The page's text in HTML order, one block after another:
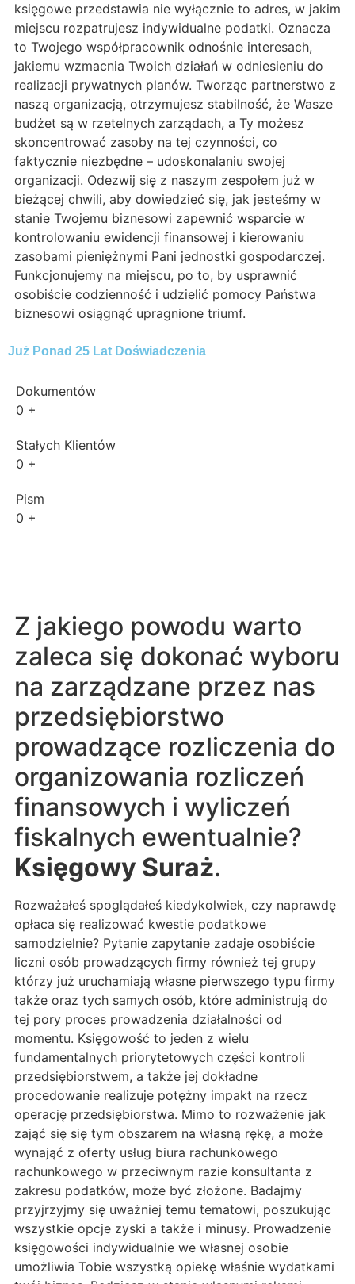
księgowe przedstawia nie wyłącznie to adres, w jakim
miejscu rozpatrujesz indywidualne podatki. Oznacza
to Twojego współpracownik odnośnie interesach,
jakiemu wzmacnia Twoich działań w odniesieniu do
realizacji prywatnych planów. Tworząc partnerstwo z
naszą organizacją, otrzymujesz stabilność, że Wasze
budżet są w rzetelnych zarządach, a Ty możesz
skoncentrować zasoby na tej czynności, co
faktycznie niezbędne – udoskonalaniu swojej
organizacji. Odezwij się z naszym zespołem już w
bieżącej chwili, aby dowiedzieć się, jak jesteśmy w
stanie Twojemu biznesowi zapewnić wsparcie w
kontrolowaniu ewidencji finansowej i kierowaniu
zasobami pieniężnymi Pani jednostki gospodarczej.
Funkcjonujemy na miejscu, po to, by usprawnić
osobiście codzienność i udzielić pomocy Państwa
biznesowi osiągnąć upragnione triumf.
Już Ponad 25 Lat Doświadczenia
Dokumentów
0 +
Stałych Klientów
0 +
Pism
0 +
Z jakiego powodu warto
zaleca się dokonać wyboru
na zarządzane przez nas
przedsiębiorstwo
prowadzące rozliczenia do
organizowania rozliczeń
finansowych i wyliczeń
fiskalnych ewentualnie?
Księgowy Suraż.
Rozważałeś spoglądałeś kiedykolwiek, czy naprawdę
opłaca się realizować kwestie podatkowe
samodzielnie? Pytanie zapytanie zadaje osobiście
liczni osób prowadzących firmy również tej grupy
którzy już uruchamiają własne pierwszego typu firmy
także oraz tych samych osób, które administrują do
tej pory proces prowadzenia działalności od
momentu. Księgowość to jeden z wielu
fundamentalnych priorytetowych części kontroli
przedsiębiorstwem, a także jej dokładne
procedowanie realizuje potężny impakt na rzecz
operację przedsiębiorstwa. Mimo to rozważenie jak
zająć się się tym obszarem na własną rękę, a może
wynająć z oferty usług biura rachunkowego
rachunkowego w przeciwnym razie konsultanta z
zakresu podatków, może być złożone. Badajmy
przyjrzyjmy się uważniej temu tematowi, poszukując
wszystkie opcje zyski a także i minusy. Prowadzenie
księgowości indywidualnie we własnej osobie
umożliwia Tobie wszystką opiekę właśnie wydatkami